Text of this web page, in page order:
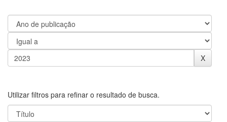
Utilizar filtros para refinar o resultado de busca.